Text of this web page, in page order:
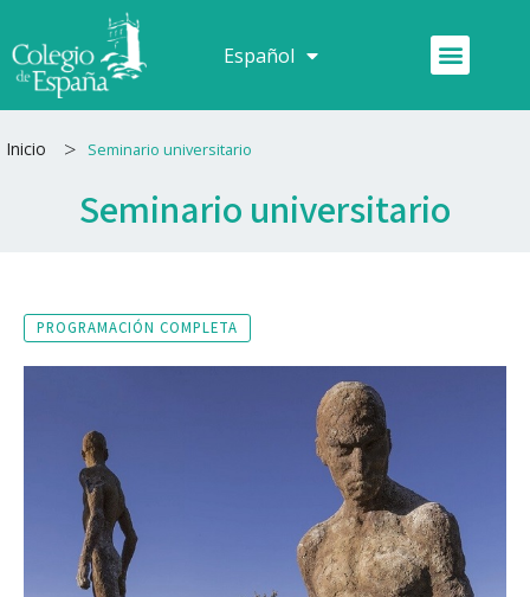
al
contenido
Español
Français Menú
Inicio > Seminario universitario
Seminario universitario
PROGRAMACIÓN COMPLETA